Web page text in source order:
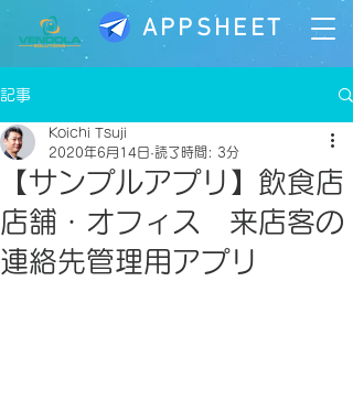
APPSHEET
記事
【サンプルアプリ】飲食店
店舗・オフィス 来店客の
連絡先管理用アプリ
Koichi Tsuji
2020年6月14日 読了時間: 3分